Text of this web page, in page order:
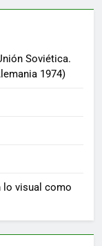
Soviética.
1974)
lo visual como